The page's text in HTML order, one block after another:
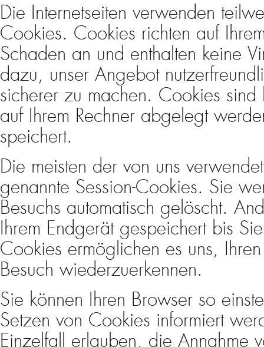
Die Internetseiten verwenden
Cookies. Cookies richten auf
Schaden an und enthalten keine
dazu, unser Angebot
sicherer zu machen. Cookies
auf Ihrem Rechner abgelegt
speichert.
Die meisten der von uns
genannte Session-Cookies. Sie
Besuchs automatisch gelöscht.
Ihrem Endgerät gespeichert bis
Cookies ermöglichen es uns,
Besuch wiederzuerkennen.
Sie können Ihren Browser so
Setzen von Cookies informiert
Einzelfall erlauben, die Annahme